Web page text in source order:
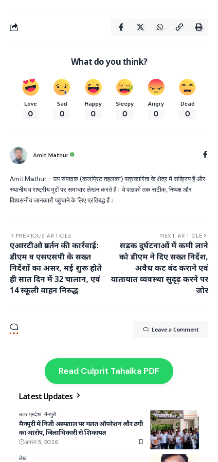
What do you think?
Love
0
Sad
0
Happy
0
Sleepy
0
Angry
0
Dead
0
Amit Mathur
Amit Mathur - उप संपादक (कलप्रिट तहलका) पत्रकारिता के क्षेत्र में सक्रिय हैं और
स्थानीय व राष्ट्रीय मुद्दों पर समाचार लेखन करते हैं। वे पाठकों तक सटीक, निष्पक्ष और
विश्वसनीय जानकारी पहुंचाने के लिए प्रतिबद्ध हैं।
PREVIOUS ARTICLE
एआरटीओ प्रवर्तन की कार्रवाई:
डीएम व एसएसपी के सख्त
निर्देशों का असर, मई शुरू होते
ही सात दिन में 32 चालान, एवं
14 स्कूली वाहन निरुद्ध
NEXT ARTICLE
सड़क दुर्घटनाओं में कमी लाने
को डीएम ने दिए सख्त निर्देश,
अवैध कट बंद कराने एवं
यातायात व्यवस्था सुदृढ़ करने पर
जोर
Leave a Comment
Read Culprit Tahalka PDF
Latest Updates
उत्तर प्रदेश मैनपुरी
मैनपुरी में निजी अस्पताल पर गलत ऑपरेशन और ठगी
का आरोप, जिलाधिकारी से शिकायत
अगस्त 5, 2026
लेख